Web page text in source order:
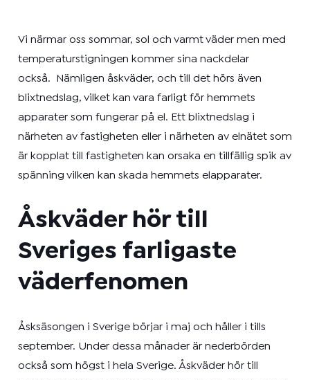
Vi närmar oss sommar, sol och varmt väder men med
temperaturstigningen kommer sina nackdelar
också. Nämligen åskväder, och till det hörs även
blixtnedslag, vilket kan vara farligt för hemmets
apparater som fungerar på el. Ett blixtnedslag i
närheten av fastigheten eller i närheten av elnätet som
är kopplat till fastigheten kan orsaka en tillfällig spik av
spänning vilken kan skada hemmets elapparater.
Åskväder hör till
Sveriges farligaste
väderfenomen
Åsksäsongen i Sverige börjar i maj och håller i tills
september. Under dessa månader är nederbörden
också som högst i hela Sverige. Åskväder hör till